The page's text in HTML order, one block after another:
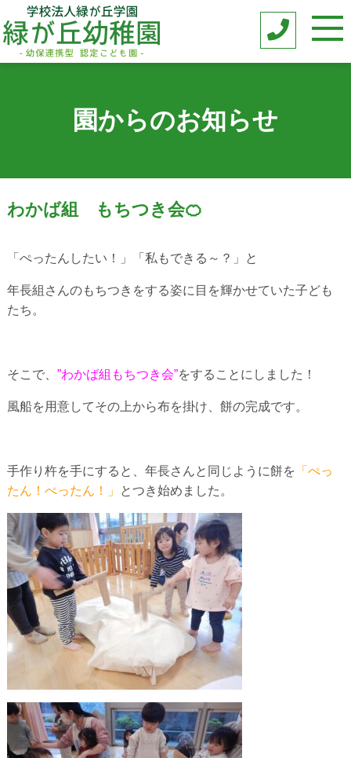
園からのお知らせ
わかば組 もちつき会🍊
「ぺったんしたい！」「私もできる～？」と
年長組さんのもちつきをする姿に目を輝かせていた子ども
たち。
そこで、 ”わかば組もちつき会”をすることにしました！
風船を用意してその上から布を掛け、餅の完成です。
手作り杵を手にすると、年長さんと同じように餅を 「ぺっ
たん！ぺったん！」
とつき始めました。